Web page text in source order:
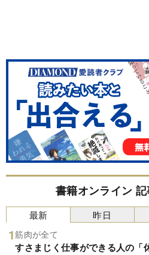
書籍オンライン
最新
筋肉が全て
すさまじく仕事ができる人の「
昨日